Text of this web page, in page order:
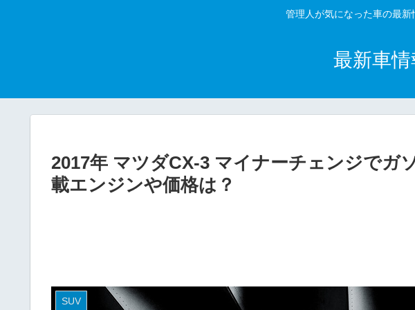
管理人が気になった車の最
最新車情
2017年 マツダCX-3 マイナーチェンジでガ
載エンジンや価格は？
SUV